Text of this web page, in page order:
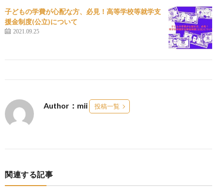
子どもの学費が心配な方、必見！高等学校等就学支
援金制度(公立)について
2021.09.25
Author：mii 投稿一覧
関連する記事